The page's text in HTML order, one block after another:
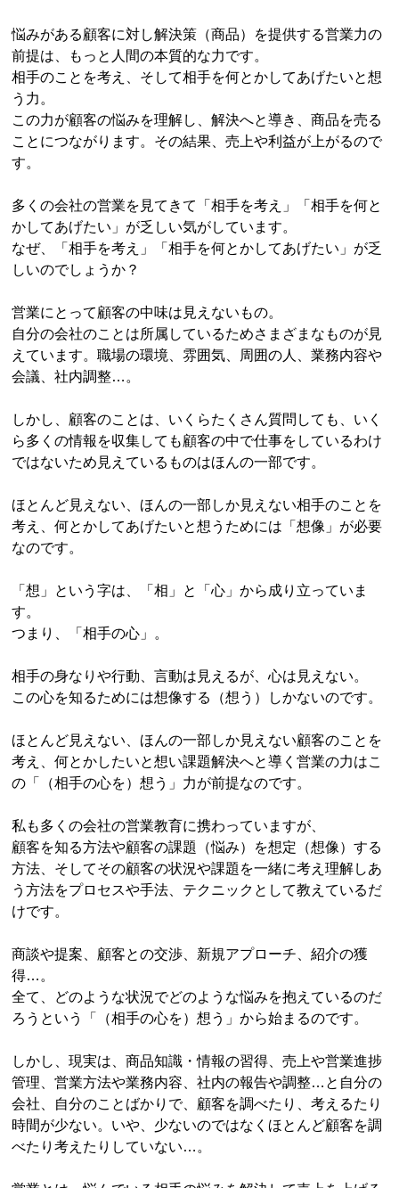
悩みがある顧客に対し解決策（商品）を提供する営業力の
前提は、もっと人間の本質的な力です。
相手のことを考え、そして相手を何とかしてあげたいと想
う力。
この力が顧客の悩みを理解し、解決へと導き、商品を売る
ことにつながります。その結果、売上や利益が上がるので
す。
多くの会社の営業を見てきて「相手を考え」「相手を何と
かしてあげたい」が乏しい気がしています。
なぜ、「相手を考え」「相手を何とかしてあげたい」が乏
しいのでしょうか？
営業にとって顧客の中味は見えないもの。
自分の会社のことは所属しているためさまざまなものが見
えています。職場の環境、雰囲気、周囲の人、業務内容や
会議、社内調整…。
しかし、顧客のことは、いくらたくさん質問しても、いく
ら多くの情報を収集しても顧客の中で仕事をしているわけ
ではないため見えているものはほんの一部です。
ほとんど見えない、ほんの一部しか見えない相手のことを
考え、何とかしてあげたいと想うためには「想像」が必要
なのです。
「想」という字は、「相」と「心」から成り立っていま
す。
つまり、「相手の心」。
相手の身なりや行動、言動は見えるが、心は見えない。
この心を知るためには想像する（想う）しかないのです。
ほとんど見えない、ほんの一部しか見えない顧客のことを
考え、何とかしたいと想い課題解決へと導く営業の力はこ
の「（相手の心を）想う」力が前提なのです。
私も多くの会社の営業教育に携わっていますが、
顧客を知る方法や顧客の課題（悩み）を想定（想像）する
方法、そしてその顧客の状況や課題を一緒に考え理解しあ
う方法をプロセスや手法、テクニックとして教えているだ
けです。
商談や提案、顧客との交渉、新規アプローチ、紹介の獲
得…。
全て、どのような状況でどのような悩みを抱えているのだ
ろうという「（相手の心を）想う」から始まるのです。
しかし、現実は、商品知識・情報の習得、売上や営業進捗
管理、営業方法や業務内容、社内の報告や調整…と自分の
会社、自分のことばかりで、顧客を調べたり、考えるたり
時間が少ない。いや、少ないのではなくほとんど顧客を調
べたり考えたりしていない…。